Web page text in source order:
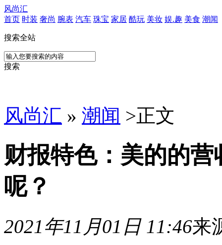
风尚汇
首页 时装 奢尚 腕表 汽车 珠宝 家居 酷玩 美妆 娱.趣 美食 潮闻
搜索全站
搜索
风尚汇 » 潮闻 >正文
财报特色：美的的
呢？
2021年11月01日 11:46来